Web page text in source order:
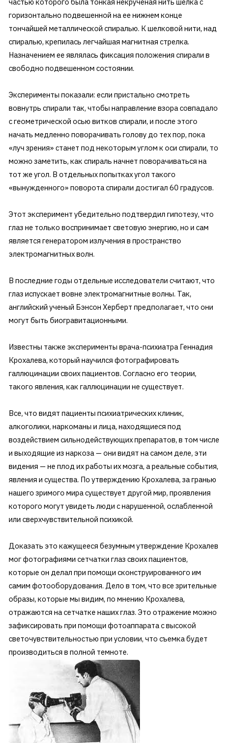
горизонтально подвешенной на ее нижнем конце
тончайшей металлической спиралью. К шелковой нити, над
спиралью, крепилась легчайшая магнитная стрелка.
Назначением ее являлась фиксация положения спирали в
свободно подвешенном состоянии.
Эксперименты показали: если пристально смотреть
вовнутрь спирали так, чтобы направление взора совпадало
с геометрической осью витков спирали, и после этого
начать медленно поворачивать голову до тех пор, пока
«луч зрения» станет под некоторым углом к оси спирали, то
можно заметить, как спираль начнет поворачиваться на
тот же угол. В отдельных попытках угол такого
«вынужденного» поворота спирали достигал 60 градусов.
Этот эксперимент убедительно подтвердил гипотезу, что
глаз не только воспринимает световую энергию, но и сам
является генератором излучения в пространство
электромагнитных волн.
В последние годы отдельные исследователи считают, что
глаз испускает вовне электромагнитные волны. Так,
английский ученый Бэнсон Херберт предполагает, что они
могут быть биогравитационными.
Известны также эксперименты врача-психиатра Геннадия
Крохалева, который научился фотографировать
галлюцинации своих пациентов. Согласно его теории,
такого явления, как галлюцинации не существует.
Все, что видят пациенты психиатрических клиник,
алкоголики, наркоманы и лица, находящиеся под
воздействием сильнодействующих препаратов, в том числе
и выходящие из наркоза — они видят на самом деле, эти
видения — не плод их работы их мозга, а реальные события,
явления и существа. По утверждению Крохалева, за гранью
нашего зримого мира существует другой мир, проявления
которого могут увидеть люди с нарушенной, ослабленной
или сверхчувствительной психикой.
Доказать это кажущееся безумным утверждение Крохалев
мог фотографиями сетчатки глаз своих пациентов,
которые он делал при помощи сконструированного им
самим фотооборудования. Дело в том, что все зрительные
образы, которые мы видим, по мнению Крохалева,
отражаются на сетчатке наших глаз. Это отражение можно
зафиксировать при помощи фотоаппарата с высокой
светочувствительностью при условии, что съемка будет
производиться в полной темноте.